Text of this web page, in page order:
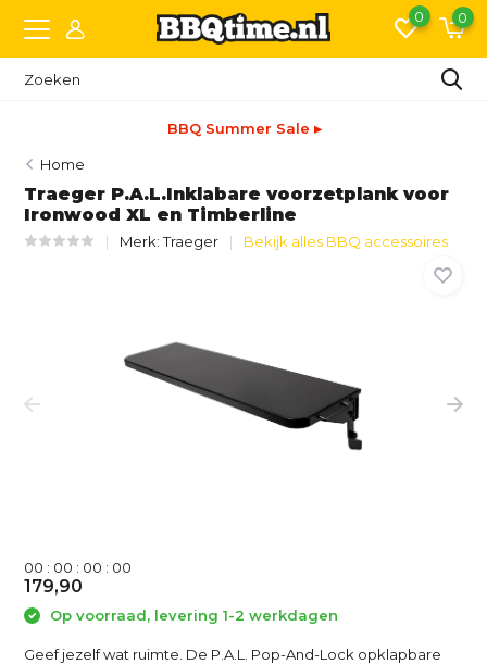
0 0
BBQ Summer Sale ▸
Home
Traeger P.A.L.Inklabare voorzetplank voor
Ironwood XL en Timberline
Merk:Traeger Bekijk alles BBQ accessoires
00 : 00 : 00 : 00
179,90
Op voorraad, levering 1-2 werkdagen
Geef jezelf wat ruimte. De P.A.L. Pop-And-Lock opklapbare